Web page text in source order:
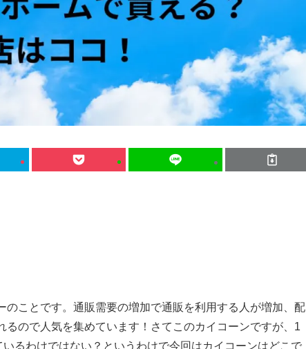
ことです。通販需要の増加で通販を利用する人が増加、配
ので人気を集めています！さてこのカイコーンですが、1
るわけではない？というわけで今回はカイコーンはどこで